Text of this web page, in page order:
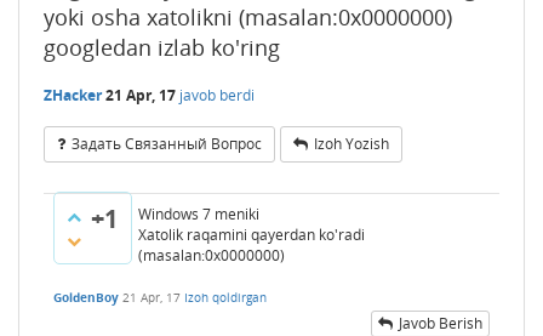
yoki osha xatolikni (masalan:0x0000000)
googledan izlab ko'ring
ZHacker21 Apr, 17 javob berdi
Задать Связанный Вопрос Izoh Yozish
+1
Windows 7 meniki
Xatolik raqamini qayerdan ko'radi
(masalan:0x0000000)
GoldenBoy 21 Apr, 17 Izoh qoldirgan
Javob Berish